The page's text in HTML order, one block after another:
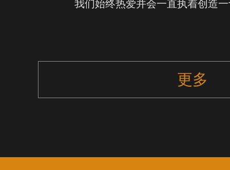
我们始终热爱并会一直执着创造
更多